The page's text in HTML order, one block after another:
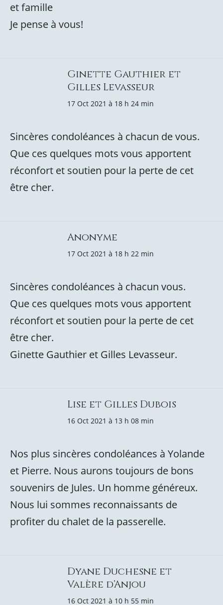
et famille
Je pense à vous!
Ginette Gauthier et
Gilles Levasseur
17 Oct 2021 à 18 h 24 min
Sincères condoléances à chacun de vous.
Que ces quelques mots vous apportent
réconfort et soutien pour la perte de cet
être cher.
Anonyme
17 Oct 2021 à 18 h 22 min
Sincères condoléances à chacun vous.
Que ces quelques mots vous apportent
réconfort et soutien pour la perte de cet
être cher.
Ginette Gauthier et Gilles Levasseur.
Lise et Gilles Dubois
16 Oct 2021 à 13 h 08 min
Nos plus sincères condoléances à Yolande
et Pierre. Nous aurons toujours de bons
souvenirs de Jules. Un homme généreux.
Nous lui sommes reconnaissants de
profiter du chalet de la passerelle.
Dyane Duchesne et
Valère d’Anjou
16 Oct 2021 à 10 h 55 min